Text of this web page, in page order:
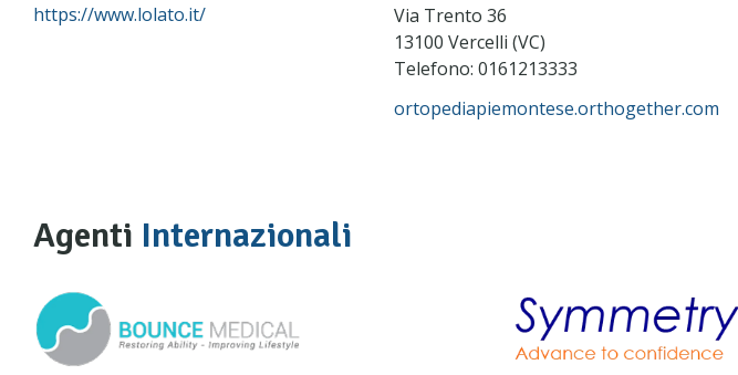
https://www.lolato.it/
Via Trento 36
13100 Vercelli (VC)
Telefono: 0161213333
ortopediapiemontese.orthogether.com
Agenti Internazionali